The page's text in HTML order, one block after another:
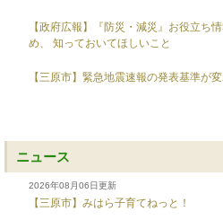
【政府広報】『防災・減災』お役立ち
め、 知っておいてほしいこと
【三原市】緊急地震速報の発表基準が
ニュース
2026年08月06日更新
【三原市】みはら子育てねっと！